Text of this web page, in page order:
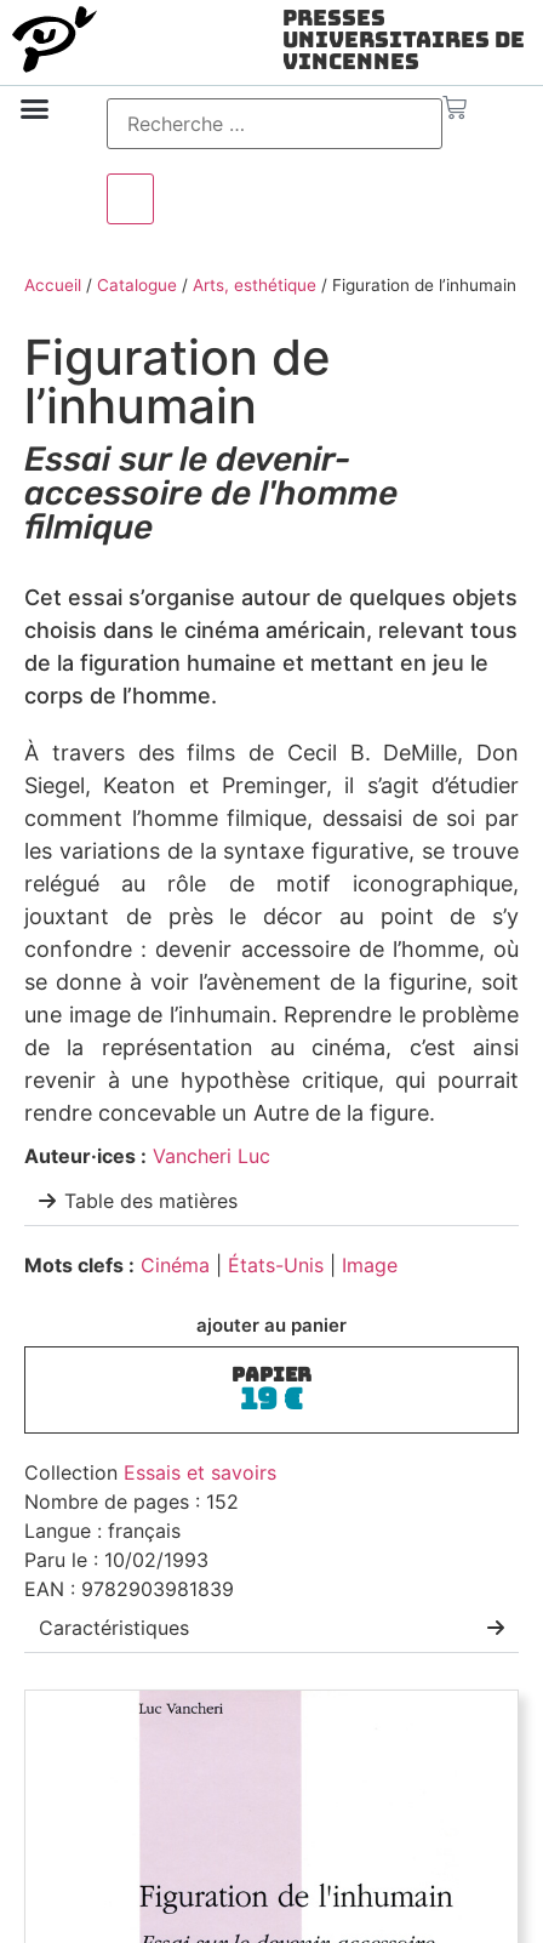
Presses
Universitaires de
Vincennes
Accueil / Catalogue / Arts, esthétique / Figuration de l’inhumain
ajouter au panier
PAPIER
19€
Collection Essais et savoirs
Nombre de pages : 152
Langue : français
Paru le : 10/02/1993
EAN : 9782903981839
Caractéristiques
Figuration de
l’inhumain
Essai sur le devenir-
accessoire de l'homme
filmique
Cet essai s’organise autour de quelques objets
choisis dans le cinéma américain, relevant tous
de la figuration humaine et mettant en jeu le
corps de l’homme.
À travers des films de Cecil B. DeMille, Don
Siegel, Keaton et Preminger, il s’agit d’étudier
comment l’homme filmique, dessaisi de soi par
les variations de la syntaxe figurative, se trouve
relégué au rôle de motif iconographique,
jouxtant de près le décor au point de s’y
confondre : devenir accessoire de l’homme, où
se donne à voir l’avènement de la figurine, soit
une image de l’inhumain. Reprendre le problème
de la représentation au cinéma, c’est ainsi
revenir à une hypothèse critique, qui pourrait
rendre concevable un Autre de la figure.
Auteur·ices : Vancheri Luc
Table des matières
Mots clefs : Cinéma États-Unis Image